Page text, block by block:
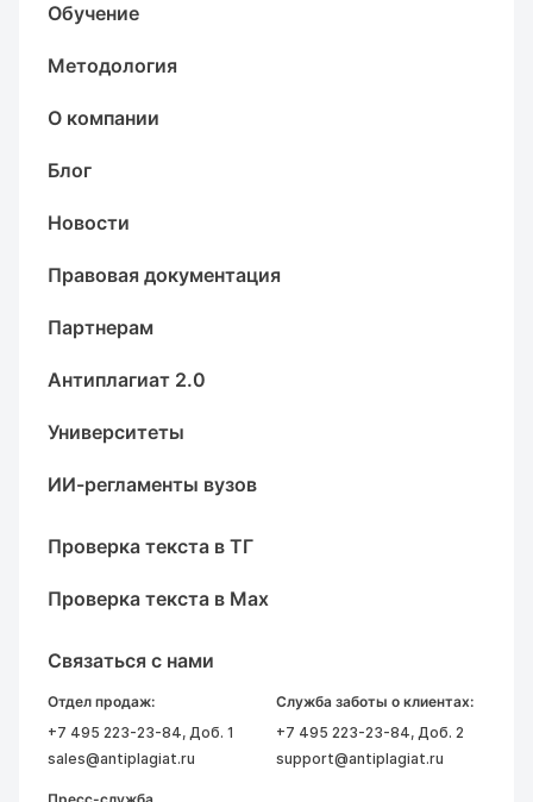
Обучение
Методология
О компании
Блог
Новости
Правовая документация
Партнерам
Антиплагиат 2.0
Университеты
ИИ-регламенты вузов
Проверка текста в ТГ
Проверка текста в Max
Связаться с нами
Отдел продаж:
+7 495 223-23-84, Доб. 1
sales@antiplagiat.ru
Служба заботы о клиентах:
+7 495 223-23-84, Доб. 2
support@antiplagiat.ru